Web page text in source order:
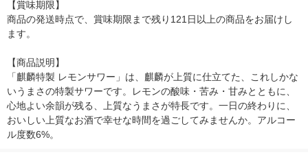
【賞味期限】
商品の発送時点で、賞味期限まで残り121日以上の商品をお届けし
ます。
【商品説明】
「麒麟特製 レモンサワー」は、麒麟が上質に仕立てた、これしかな
いうまさの特製サワーです。レモンの酸味・苦み・甘みとともに、
心地よい余韻が残る、上質なうまさが特長です。一日の終わりに、
おいしい上質なお酒で幸せな時間を過ごしてみませんか。アルコー
ル度数6%。